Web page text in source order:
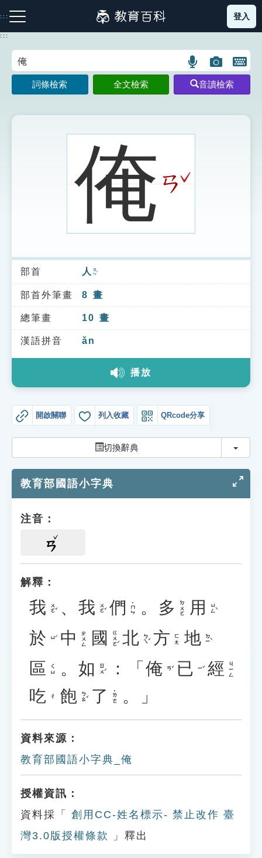
到
主
:::
注音索引圖示 筆畫索引圖示 部首索引表圖示
索引選單
知識索引
單字索引
生命大百科索引
教學應用
貓頭鷹博士
登入
:::
語
言
搜
示
圖
片
搜
開
鍵
圖
詞條檢索 全文檢索 音讀檢索
俺ㄢ ˇ
部首 人 ㄖㄣˊ
部首外筆畫 8 畫
總筆畫 10 畫
漢語拼音 ǎn
播放
開啟關聯 列入收藏 QRcode分享
切換辭典 切換
教育部國語小字典
注音：
ㄢ
解釋：
我 ㄨㄛˇ 、 我 ㄨㄛˇ 們 ˙ㄇㄣ 。 多 ㄉㄨㄛ 用 ㄩㄥˋ
於 ㄩˊ 中 ㄓㄨㄥ 國 ㄍㄨㄛˊ 北 ㄅㄟˇ 方 ㄈㄤ 地 ㄉㄧˋ
區 ㄑㄩ 。 如 ㄖㄨˊ ：「 俺 ㄢˇ 已 ㄧˇ 經 ㄐㄧㄥ
吃 ㄔ 飽 ㄅㄠˇ 了 ˙ㄌㄜ 。」
資料來源：
教育部國語小字典_俺
授權資訊：
資料採「
創用CC-姓名標示- 禁止改作 臺
灣3.0版授權條款
」釋出